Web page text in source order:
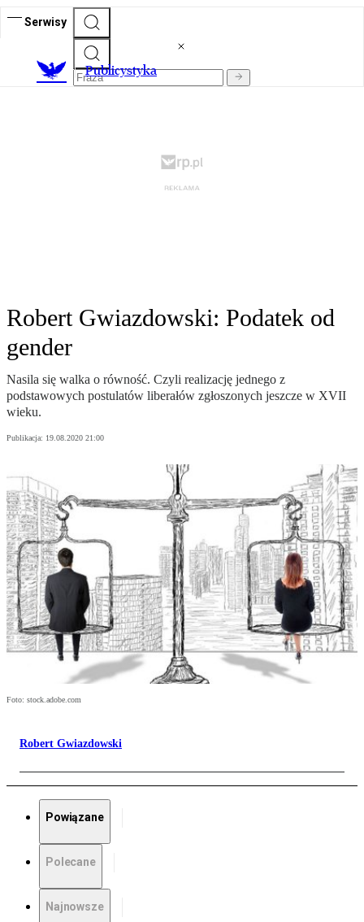
Serwisy
Publicystyka
Robert Gwiazdowski: Podatek od
gender
Nasila się walka o równość. Czyli realizację jednego z
podstawowych postulatów liberałów zgłoszonych jeszcze w XVII
wieku.
Publikacja: 19.08.2020 21:00
Foto: stock.adobe.com
Robert Gwiazdowski
Powiązane
Polecane
Najnowsze